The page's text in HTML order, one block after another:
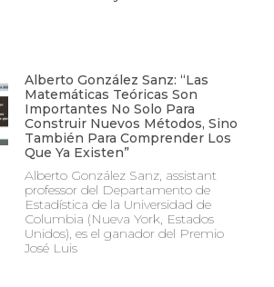
Alberto González Sanz: “Las
Matemáticas Teóricas Son
Importantes No Solo Para
Construir Nuevos Métodos, Sino
También Para Comprender Los
Que Ya Existen”
Alberto González Sanz, assistant
professor del Departamento de
Estadística de la Universidad de
Columbia (Nueva York, Estados
Unidos), es el ganador del Premio
José Luis